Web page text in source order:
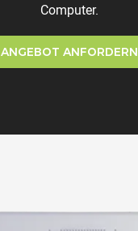
Computer.
ANGEBOT ANFORDERN